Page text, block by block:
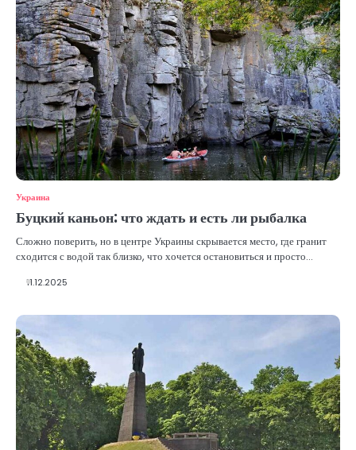
Украина
Буцкий каньон: что ждать и есть ли рыбалка
Сложно поверить, но в центре Украины скрывается место, где гранит
сходится с водой так близко, что хочется остановиться и просто…
11.12.2025